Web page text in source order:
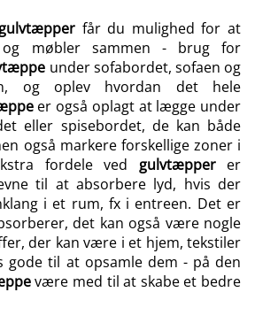
gulvtæpperfår du mulighed for at
møbler sammen - brug for
under sofabordet, sofaen og
og oplev hvordan det hele
er også oplagt at lægge under
eller spisebordet, de kan både
også markere forskellige zoner i
fordele ved gulvtæpperer
til at absorbere lyd, hvis der
i et rum, fx i entreen. Det er
det kan også være nogle
der kan være i et hjem, tekstiler
gode til at opsamle dem - på den
være med til at skabe et bedre